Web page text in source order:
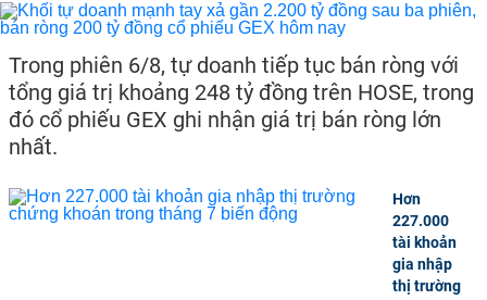
Trong phiên 6/8, tự doanh tiếp tục bán ròng với
tổng giá trị khoảng 248 tỷ đồng trên HOSE, trong
đó cổ phiếu GEX ghi nhận giá trị bán ròng lớn
nhất.
Hơn
227.000
tài khoản
gia nhập
thị trường